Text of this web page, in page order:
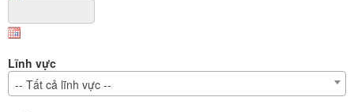
Lĩnh vực
-- Tất cả lĩnh vực --